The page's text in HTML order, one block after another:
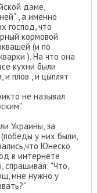
даме,
, а именно
господ, что
кормовой
(и по
). На что она
кухни были
плов , и цыплят
не называл
Украины, за
у них были,
Юнеско
в интернете
спрашивая: "Что,
мне нужно у